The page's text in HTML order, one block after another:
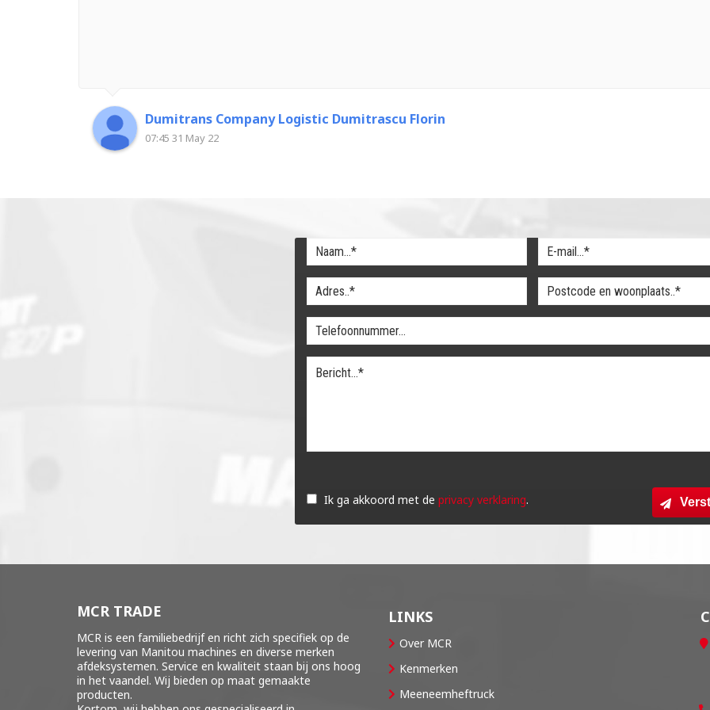
Dumitrans Company Logistic Dumitrascu Florin
07:45 31 May 22
dit
veld
Ik ga akkoord met de privacy verklaring.
MCR TRADE
MCR is een familiebedrijf en richt zich specifiek op de
levering van Manitou machines en diverse merken
afdeksystemen. Service en kwaliteit staan bij ons hoog
in het vaandel. Wij bieden op maat gemaakte
producten.
LINKS
Over MCR
Kenmerken
Meeneemheftruck